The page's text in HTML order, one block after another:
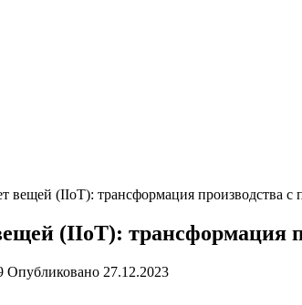
вещей (IIoT): трансформация производства
(IIoT): трансформация
Опубликовано 27.12.2023